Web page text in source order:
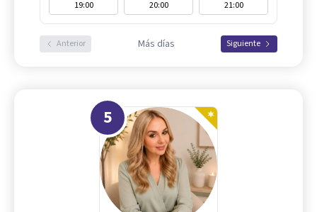
19:00
20:00 21:00
Anterior Más días Siguiente
5